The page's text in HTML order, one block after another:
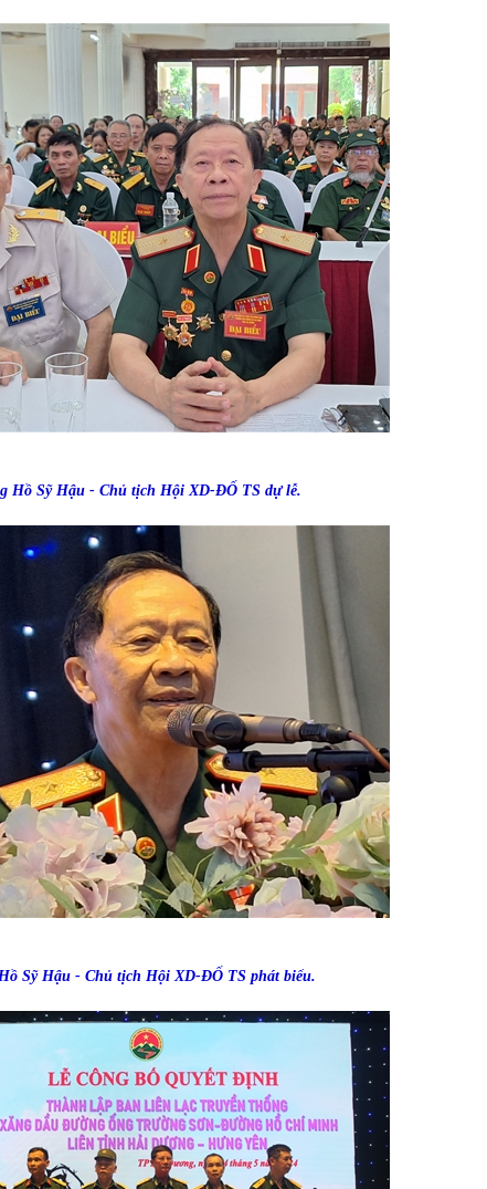
Hồ Sỹ Hậu - Chủ tịch Hội XD-ĐỐ TS dự lễ.
Sỹ Hậu - Chủ tịch Hội XD-ĐỐ TS phát biểu.